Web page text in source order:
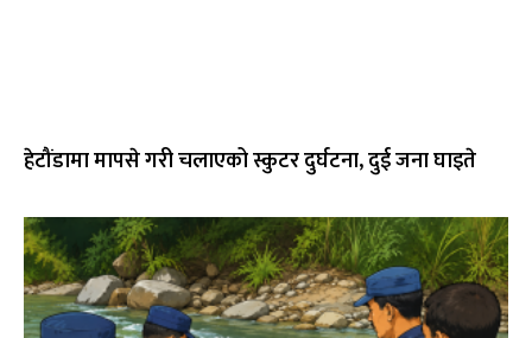
हेटौंडामा मापसे गरी चलाएको स्कुटर दुर्घटना, दुई जना घाइते